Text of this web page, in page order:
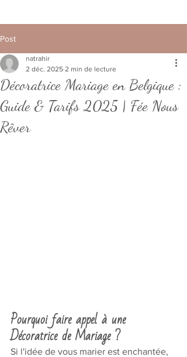
Post
Décoratrice Mariage en Belgique :
Guide & Tarifs 2025 | Fée Nous
Rêver
natrahir
2 déc. 2025 2 min de lecture
Pourquoi faire appel à une
Décoratrice de Mariage ?
Si l'idée de vous marier est enchantée,